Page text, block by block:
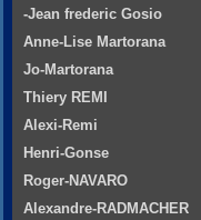
-Jean frederic Gosio
Anne-Lise Martorana
Jo-Martorana
Thiery REMI
Alexi-Remi
Henri-Gonse
Roger-NAVARO
Alexandre-RADMACHER